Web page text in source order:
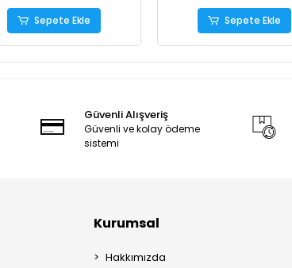
Sepete Ekle Sepete Ekle
Güvenli Alışveriş
Güvenli ve kolay ödeme
sistemi
Kurumsal
Hakkımızda